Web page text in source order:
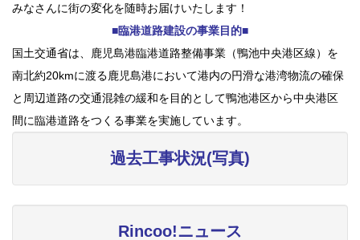
みなさんに街の変化を随時お届けいたします！
■臨港道路建設の事業目的■
国土交通省は、鹿児島港臨港道路整備事業（鴨池中央港区線）を
南北約20kmに渡る鹿児島港において港内の円滑な港湾物流の確保
と周辺道路の交通混雑の緩和を目的として鴨池港区から中央港区
間に臨港道路をつくる事業を実施しています。
過去工事状況(写真)
Rincoo!ニュース